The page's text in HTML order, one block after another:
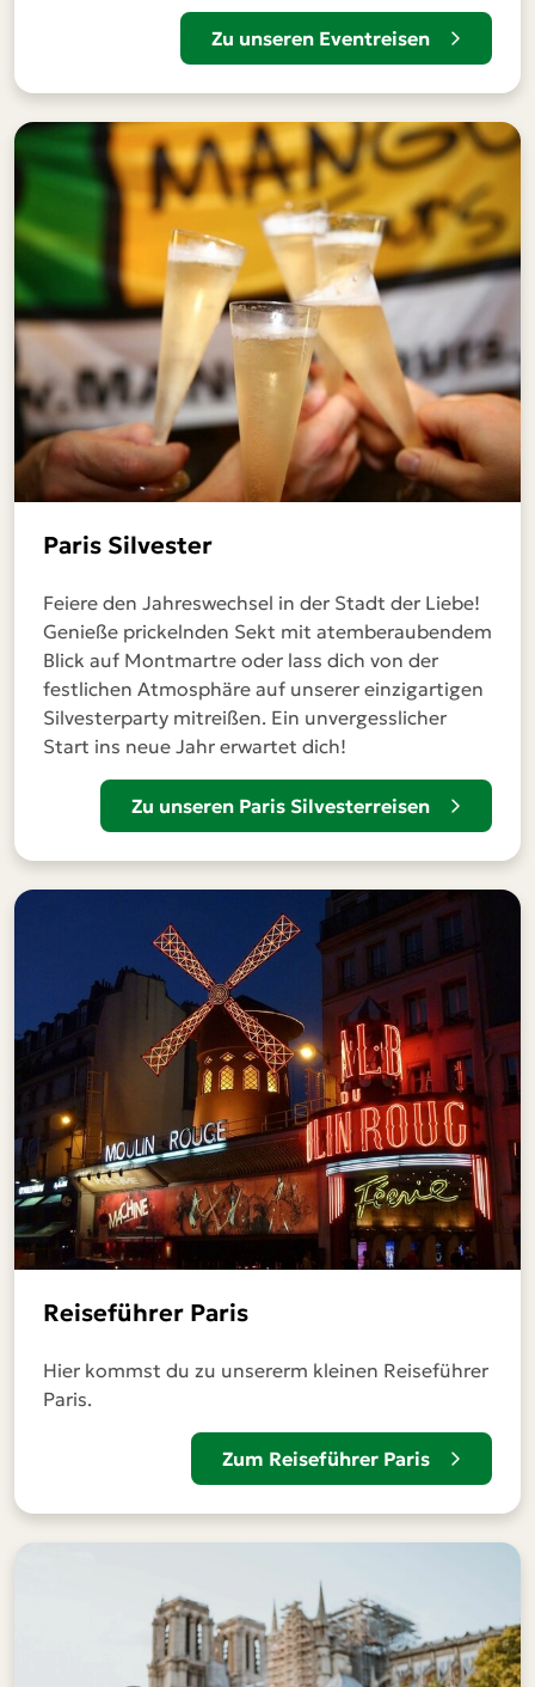
Zu unseren Eventreisen
Paris Silvester
Feiere den Jahreswechsel in der Stadt der Liebe!
Genieße prickelnden Sekt mit atemberaubendem
Blick auf Montmartre oder lass dich von der
festlichen Atmosphäre auf unserer einzigartigen
Silvesterparty mitreißen. Ein unvergesslicher
Start ins neue Jahr erwartet dich!
Zu unseren Paris Silvesterreisen
Reiseführer Paris
Hier kommst du zu unsererm kleinen Reiseführer
Paris.
Zum Reiseführer Paris